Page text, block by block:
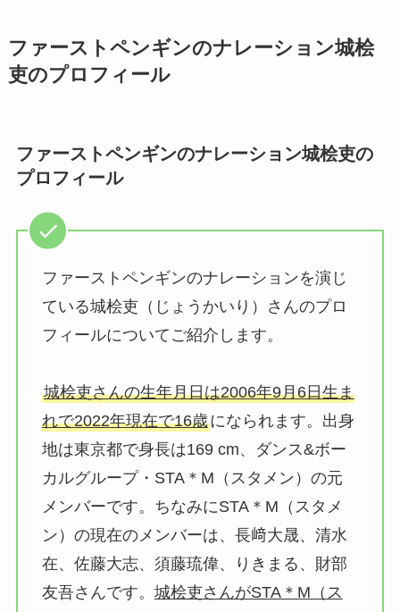
ファーストペンギンのナレーション城桧
吏のプロフィール
ファーストペンギンのナレーション城桧吏の
プロフィール
ファーストペンギンのナレーションを演じ
ている城桧吏（じょうかいり）さんのプロ
フィールについてご紹介します。
城桧吏さんの生年月日は2006年9月6日生ま
れで2022年現在で16歳になられます。出身
地は東京都で身長は169 cm、ダンス&ボー
カルグループ・STA＊M（スタメン）の元
メンバーです。ちなみにSTA＊M（スタメ
ン）の現在のメンバーは、長﨑大晟、清水
在、佐藤大志、須藤琉偉、りきまる、財部
友吾さんです。 城桧吏さんがSTA＊M（ス